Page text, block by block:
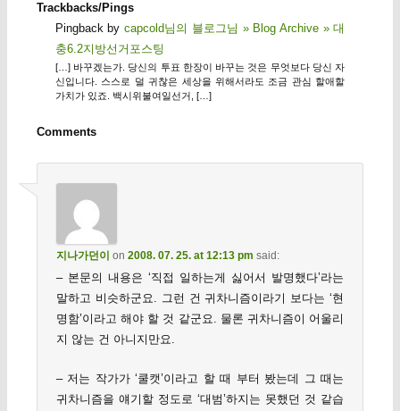
Trackbacks/Pings
Pingback bycapcold님의 블로그님 » Blog Archive » 대
충6.2지방선거포스팅
[…] 바꾸겠는가. 당신의 투표 한장이 바꾸는 것은 무엇보다 당신 자
신입니다. 스스로 덜 귀찮은 세상을 위해서라도 조금 관심 할애할
가치가 있죠. 백시위불여일선거, […]
Comments
지나가던이 on 2008. 07. 25. at 12:13 pm said:
– 본문의 내용은 ‘직접 일하는게 싫어서 발명했다’라는
말하고 비슷하군요. 그런 건 귀차니즘이라기 보다는 ‘현
명함’이라고 해야 할 것 같군요. 물론 귀차니즘이 어울리
지 않는 건 아니지만요.
– 저는 작가가 ‘쿨캣’이라고 할 때 부터 봤는데 그 때는
귀차니즘을 얘기할 정도로 ‘대범’하지는 못했던 것 같습